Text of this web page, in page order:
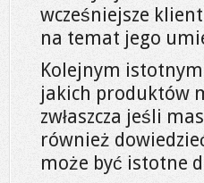
wcześniejsze
na temat jego
Kolejnym
jakich produktów
zwłaszcza jeśli
również
może być istotne